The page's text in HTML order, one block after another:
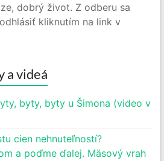
dobrý život. Z odberu sa
kliknutím na link v
a videá
byty, byty u Šimona (video v
cien nehnuteľností?
a poďme ďalej. Mäsový vrah